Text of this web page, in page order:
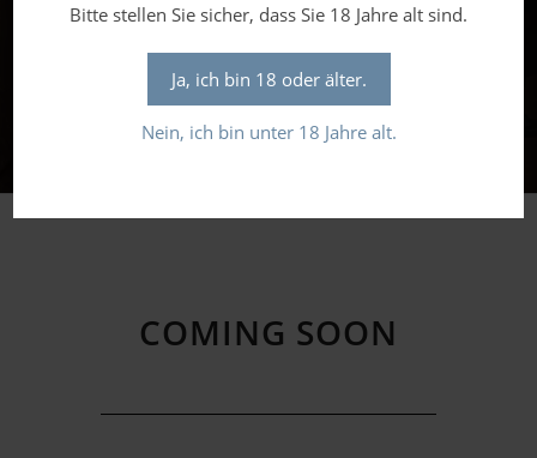
Bitte stellen Sie sicher, dass Sie 18 Jahre alt sind.
Ja, ich bin 18 oder älter.
Nein, ich bin unter 18 Jahre alt.
COMING SOON